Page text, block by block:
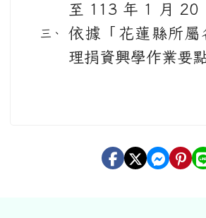
至 113 年 1 月 20
依據「花蓮縣所屬
理捐資興學作業要